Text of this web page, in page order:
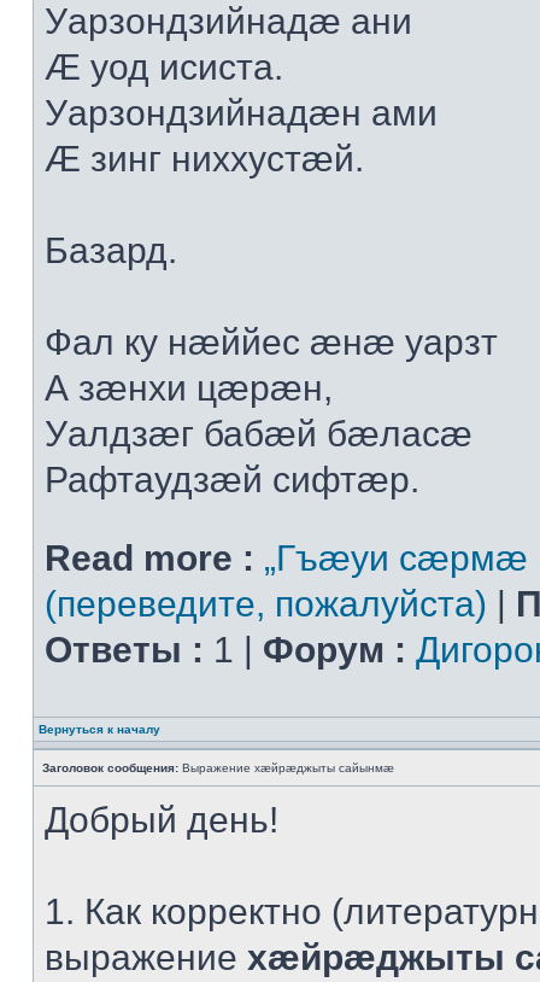
Уарзондзийнадæ ани
Æ уод исиста.
Уарзондзийнадæн ами
Æ зинг ниххустæй.
Базард.
Фал ку нæййес æнæ уарзт
А зæнхи цæрæн,
Уалдзæг бабæй бæласæ
Рафтаудзæй сифтæр.
Read more : „Гъæуи сæрмæ
(переведите, пожалуйста) |
Ответы : 1 | Форум :
Вернуться к началу
Заголовок сообщения: Выражение хæйрæджыты сайынмæ
Добрый день!
1. Как корректно
выражение хæйрæджыты